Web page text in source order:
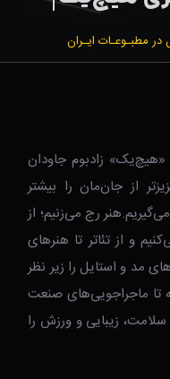
در مطبـوعـات ایـران
زادبوم جاودان
از جان‌مان را بیشتر
رج می‌زنیم؛ از
و از تئاتر تا هنرهای
مد و استایل را زیر نظر
تا ماجراجویی‌های صنعت
زیبایی و ورزش را